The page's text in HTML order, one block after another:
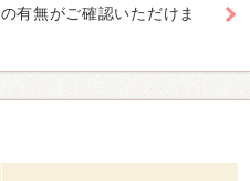
有無がご確認いただけま